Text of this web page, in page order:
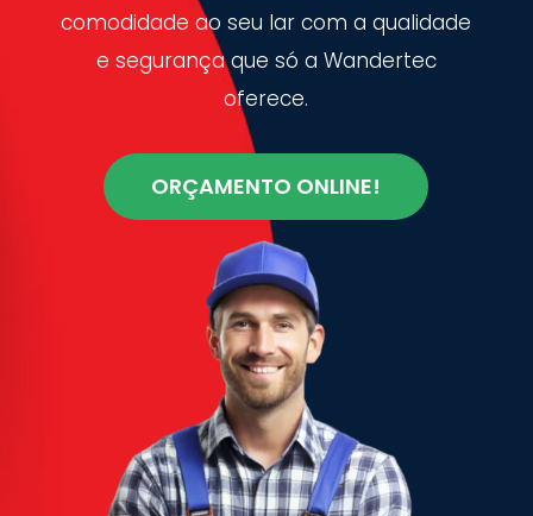
comodidade ao seu lar com a qualidade
e segurança que só a Wandertec
oferece.
ORÇAMENTO ONLINE!